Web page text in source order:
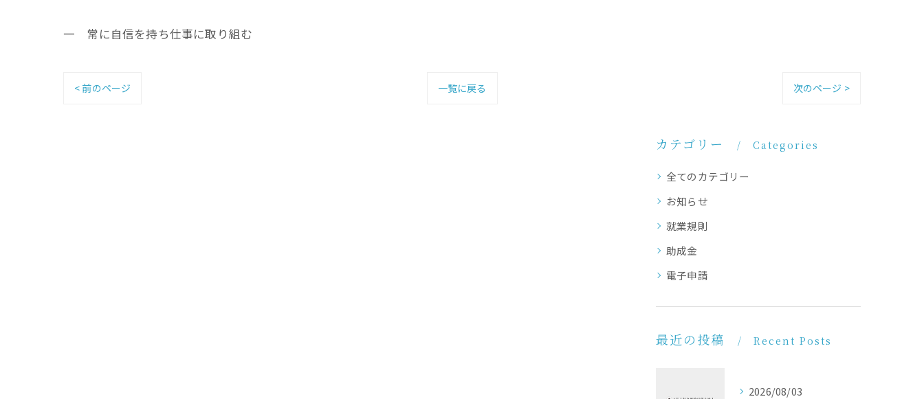
一 常に自信を持ち仕事に取り組む
< 前のページ 一覧に戻る 次のページ >
カテゴリー Categories
全てのカテゴリー
お知らせ
就業規則
助成金
電子申請
最近の投稿 Recent Posts
2026/08/03